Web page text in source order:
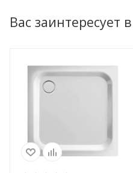
Вас заинтересует